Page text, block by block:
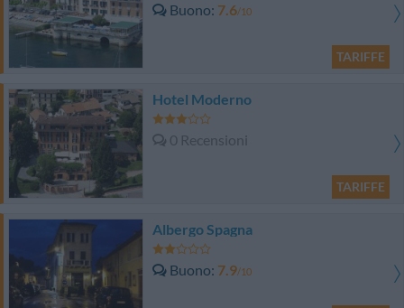
Buono 7.6/10
TARIFFE
Hotel Moderno
0 Recensioni
TARIFFE
Albergo Spagna
Buono 7.9/10